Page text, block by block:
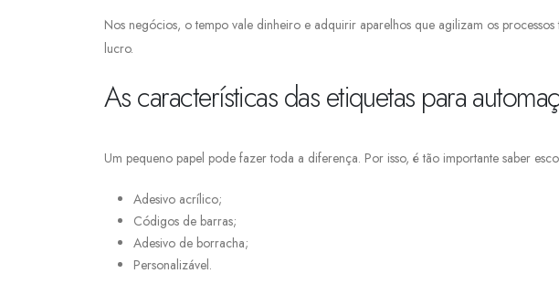
Nos negócios, o tempo vale dinheiro e adquirir aparelhos que agilizam os
lucro.
As características das etiquetas para
Um pequeno papel pode fazer toda a diferença. Por isso, é tão importante saber
Adesivo acrílico;
Códigos de barras;
Adesivo de borracha;
Personalizável.